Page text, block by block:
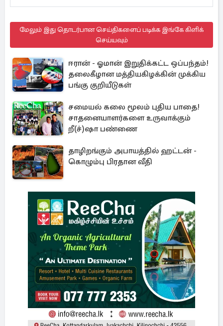
மேலும் இது தொடர்பான செய்திகளைப் படிக்க இங்கே கிளிக்
செய்யவும்
ஈரான் - ஓமான் இறுதிக்கட்ட ஒப்பந்தம்!
தலைகீழான மத்தியகிழக்கின் முக்கிய
பங்கு குறியீடுகள்
சமையல் கலை மூலம் புதிய பாதை!
சாதனையாளர்களை உருவாக்கும்
றீ(ச்)ஷா பண்ணை
தாழிறங்கும் அபாயத்தில் ஹட்டன் -
கொழும்பு பிரதான வீதி